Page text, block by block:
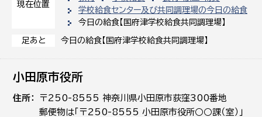
現在位置
学校給食センター及び共同調理場の今日の給食
今日の給食【国府津学校給食共同調理場】
足あと 今日の給食【国府津学校給食共同調理場】
小田原市役所
住所
〒250-8555 神奈川県小田原市荻窪300番地
郵便物は「〒250-8555 小田原市役所○○課（室）」